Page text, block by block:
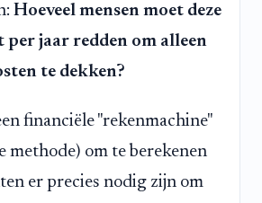
Hoeveel mensen moet deze
per jaar redden om alleen
te dekken?
financiële "rekenmachine"
methode) om te berekenen
er precies nodig zijn om